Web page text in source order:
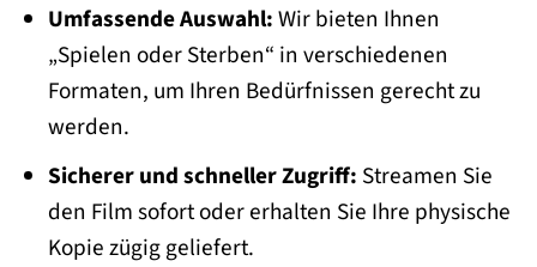
Umfassende Auswahl:Wir bieten Ihnen
„Spielen oder Sterben“ in verschiedenen
Formaten, um Ihren Bedürfnissen gerecht zu
werden.
Sicherer und schneller Zugriff: Streamen Sie
den Film sofort oder erhalten Sie Ihre physische
Kopie zügig geliefert.